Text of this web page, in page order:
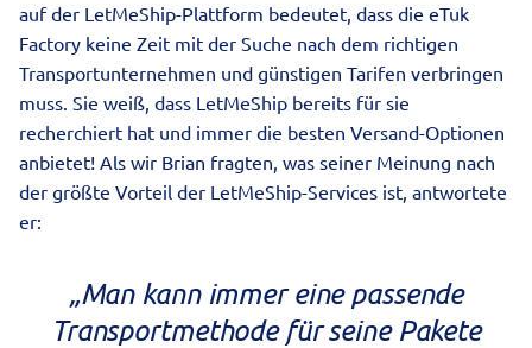
auf der LetMeShip-Plattform bedeutet, dass die eTuk
Factory keine Zeit mit der Suche nach dem richtigen
Transportunternehmen und günstigen Tarifen verbringen
muss. Sie weiß, dass LetMeShip bereits für sie
recherchiert hat und immer die besten Versand-Optionen
anbietet! Als wir Brian fragten, was seiner Meinung nach
der größte Vorteil der LetMeShip-Services ist, antwortete
er:
„Man kann immer eine passende
Transportmethode für seine Pakete